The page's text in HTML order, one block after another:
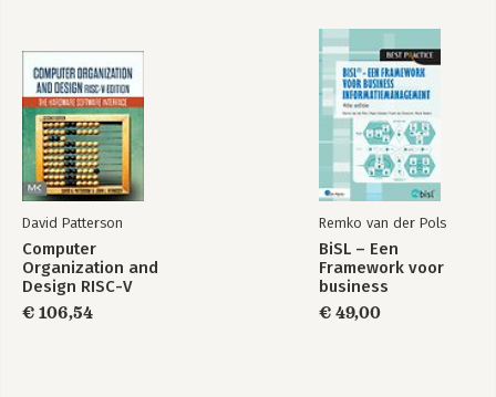
David Patterson
Computer
Organization and
Design RISC-V
Edition
€ 106,54
Remko van der Pols
BiSL – Een
Framework voor
business
€ 49,00